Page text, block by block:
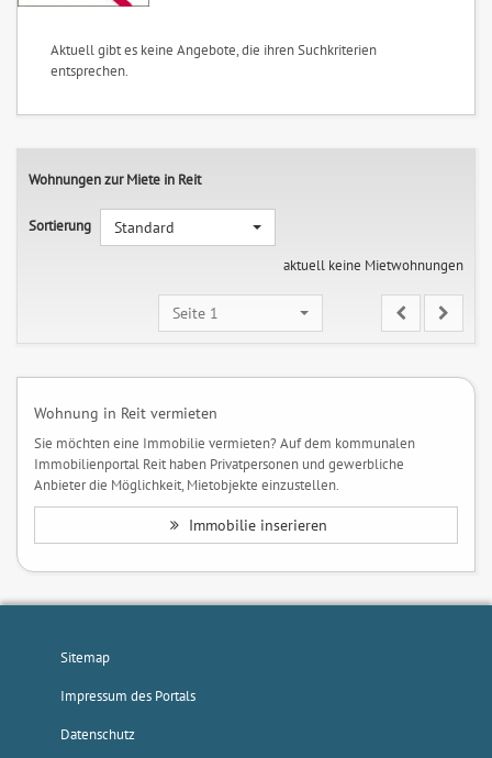
Aktuell gibt es keine Angebote, die ihren Suchkriterien
entsprechen.
Wohnungen zur Miete in Reit
Sortierung
Standard
aktuell keine Mietwohnungen
Seite 1
Wohnung in Reit vermieten
Sie möchten eine Immobilie vermieten? Auf dem kommunalen
Immobilienportal Reit haben Privatpersonen und gewerbliche
Anbieter die Möglichkeit, Mietobjekte einzustellen.
Immobilie inserieren
Sitemap
Impressum des Portals
Datenschutz